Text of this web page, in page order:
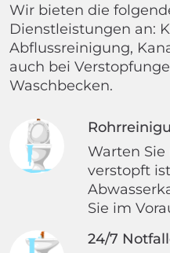
Wir bieten die
Dienstleistungen an:
Abflussreinigung,
auch bei
Waschbecken.
Warten Sie
verstopft
Sie im
24/7